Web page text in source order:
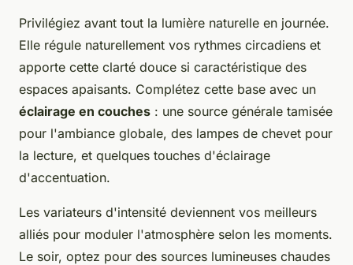
Privilégiez avant tout la lumière naturelle en journée.
Elle régule naturellement vos rythmes circadiens et
apporte cette clarté douce si caractéristique des
espaces apaisants. Complétez cette base avec un
éclairage en couches : une source générale tamisée
pour l'ambiance globale, des lampes de chevet pour
la lecture, et quelques touches d'éclairage
d'accentuation.
Les variateurs d'intensité deviennent vos meilleurs
alliés pour moduler l'atmosphère selon les moments.
Le soir, optez pour des sources lumineuses chaudes